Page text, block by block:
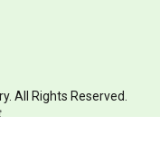
All Rights Reserved.